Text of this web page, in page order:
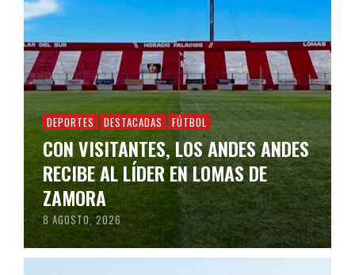
DEPORTES DESTACADAS FÚTBOL
CON VISITANTES, LOS ANDES ANDES
RECIBE AL LÍDER EN LOMAS DE
ZAMORA
8 AGOSTO, 2026